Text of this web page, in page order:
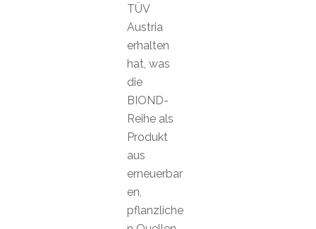
TÜV
Austria
erhalten
hat, was
die
BIOND-
Reihe als
Produkt
aus
erneuerbar
en,
pflanzliche